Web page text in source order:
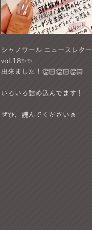
シャノワール ニュースレター
vol.18✨✨
出来ました！👏🏻👏🏻👏🏻
いろいろ詰め込んでます！
ぜひ、読んでください☺︎